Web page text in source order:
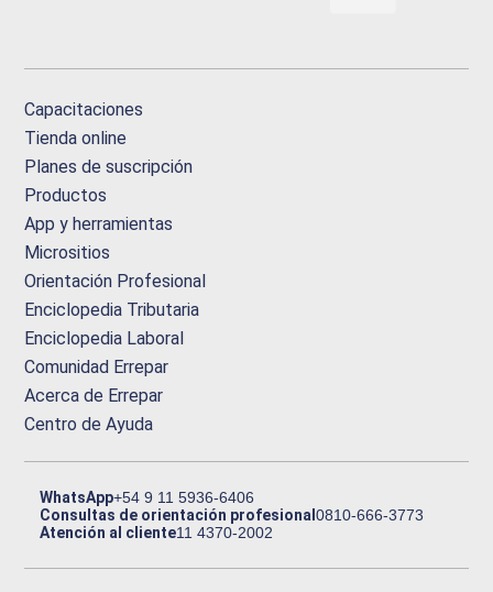
Capacitaciones
Tienda online
Planes de suscripción
Productos
App y herramientas
Micrositios
Orientación Profesional
Enciclopedia Tributaria
Enciclopedia Laboral
Comunidad Errepar
Acerca de Errepar
Centro de Ayuda
WhatsApp+54 9 11 5936-6406
Consultas de orientación profesional0810-666-3773
Atención al cliente11 4370-2002